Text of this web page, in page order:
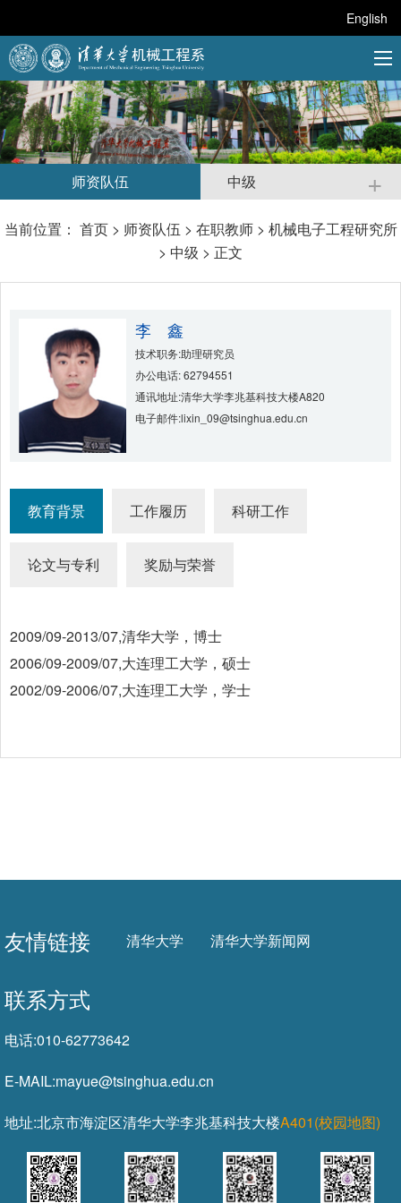
English
师资队伍 中级 +
当前位置： 首页> 师资队伍 > 在职教师> 机械电子工程研究所
> 中级 > 正文
李 鑫
技术职务:助理研究员
办公电话: 62794551
通讯地址:清华大学李兆基科技大楼A820
电子邮件:lixin_09@tsinghua.edu.cn
教育背景 工作履历 科研工作
论文与专利 奖励与荣誉
2009/09-2013/07,清华大学，博士
2006/09-2009/07,大连理工大学，硕士
2002/09-2006/07,大连理工大学，学士
友情链接 清华大学 清华大学新闻网
联系方式
电话:010-62773642
E-MAIL:mayue@tsinghua.edu.cn
地址:北京市海淀区清华大学李兆基科技大楼A401(校园地图)